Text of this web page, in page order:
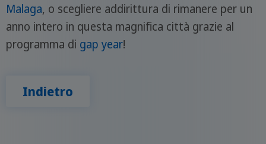
Malaga, o scegliere addirittura di rimanere per un
anno intero in questa magnifica città grazie al
programma di gap year!
Indietro